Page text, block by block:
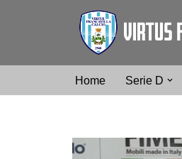
Home Serie D